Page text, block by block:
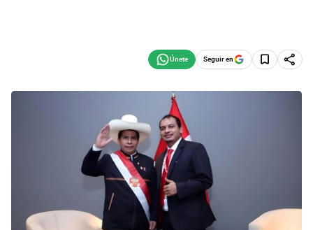
Seguir en